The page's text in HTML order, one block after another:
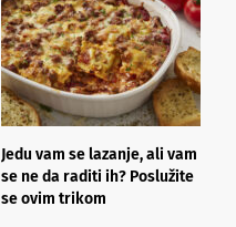
Jedu vam se lazanje, ali vam
se ne da raditi ih? Poslužite
se ovim trikom